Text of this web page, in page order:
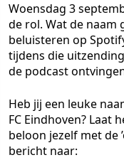
Woensdag 3
de rol. Wat de naam
beluisteren op
tijdens die
de podcast
Heb jij een leuke
FC Eindhoven? Laat
beloon jezelf met de
bericht naar: